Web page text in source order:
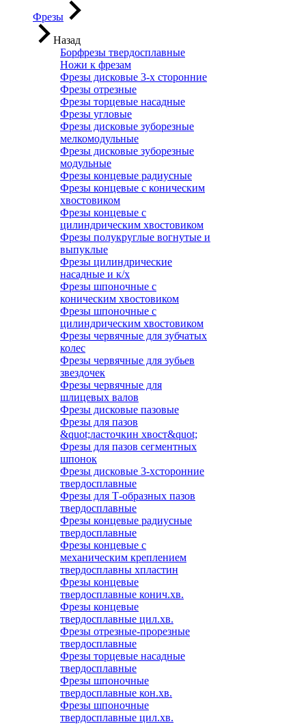
Фрезы
Назад
Борфрезы твердосплавные
Ножи к фрезам
Фрезы дисковые 3-х сторонние
Фрезы отрезные
Фрезы торцевые насадные
Фрезы угловые
Фрезы дисковые зуборезные
мелкомодульные
Фрезы дисковые зуборезные
модульные
Фрезы концевые радиусные
Фрезы концевые с коническим
хвостовиком
Фрезы концевые с
цилиндрическим хвостовиком
Фрезы полукруглые вогнутые и
выпуклые
Фрезы цилиндрические
насадные и к/х
Фрезы шпоночные с
коническим хвостовиком
Фрезы шпоночные с
цилиндрическим хвостовиком
Фрезы червячные для зубчатых
колес
Фрезы червячные для зубьев
звездочек
Фрезы червячные для
шлицевых валов
Фрезы дисковые пазовые
Фрезы для пазов
&quot;ласточкин хвост&quot;
Фрезы для пазов сегментных
шпонок
Фрезы дисковые 3-хсторонние
твердосплавные
Фрезы для Т-образных пазов
твердосплавные
Фрезы концевые радиусные
твердосплавные
Фрезы концевые с
механическим креплением
твердосплавны хпластин
Фрезы концевые
твердосплавные конич.хв.
Фрезы концевые
твердосплавные цил.хв.
Фрезы отрезные-прорезные
твердосплавные
Фрезы торцевые насадные
твердосплавные
Фрезы шпоночные
твердосплавные кон.хв.
Фрезы шпоночные
твердосплавные цил.хв.